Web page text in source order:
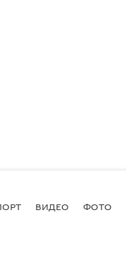
ВИДЕО ФОТО